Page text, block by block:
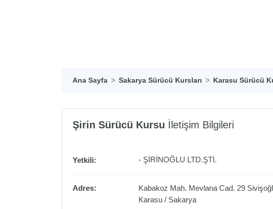
Ana Sayfa Sakarya Sürücü Kursları Karasu Sürücü
Şirin Sürücü Kursu İletişim Bilgileri
Yetkili: - ŞİRİNOĞLU LTD.ŞTİ.
Adres:
Kabakoz Mah. Mevlana Cad. 29
Karasu/ Sakarya